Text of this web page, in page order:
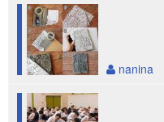
nanina